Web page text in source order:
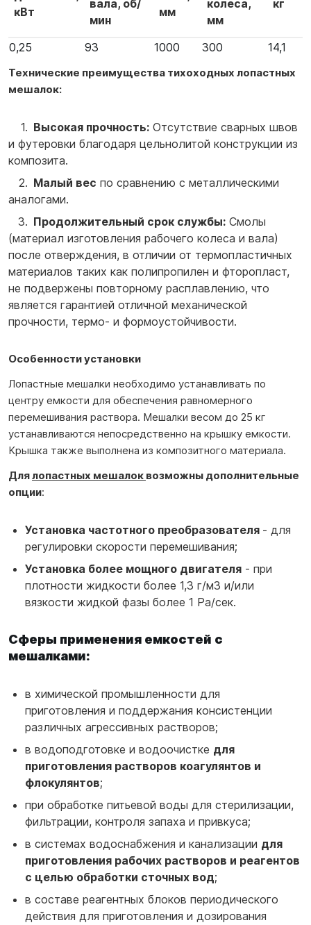
кВт
вала, об/
мин
мм
колеса,
мм
кг
0,25 93 1000 300 14,1
Технические преимущества тихоходных лопастных
мешалок:
Высокая прочность: Отсутствие сварных швов
и футеровки благодаря цельнолитой конструкции из
композита.
Малый вес по сравнению с металлическими
аналогами.
Продолжительный срок службы: Смолы
(материал изготовления рабочего колеса и вала)
после отверждения, в отличии от термопластичных
материалов таких как полипропилен и фторопласт,
не подвержены повторному расплавлению, что
является гарантией отличной механической
прочности, термо- и формоустойчивости.
Особенности установки
Лопастные мешалки необходимо устанавливать по
центру емкости для обеспечения равномерного
перемешивания раствора. Мешалки весом до 25 кг
устанавливаются непосредственно на крышку емкости.
Крышка также выполнена из композитного материала.
Длялопастных мешалок возможны дополнительные
опции:
Установка частотного преобразователя - для
регулировки скорости перемешивания;
Установка более мощного двигателя - при
плотности жидкости более 1,3 г/м3 и/или
вязкости жидкой фазы более 1 Ра/сек.
Сферы применения емкостей с
мешалками:
в химической промышленности для
приготовления и поддержания консистенции
различных агрессивных растворов;
в водоподготовке и водоочистке для
приготовления растворов коагулянтов и
флокулянтов;
при обработке питьевой воды для стерилизации,
фильтрации, контроля запаха и привкуса;
в системах водоснабжения и канализации для
приготовления рабочих растворов и реагентов
с целью обработки сточных вод;
в составе реагентных блоков периодического
действия для приготовления и дозирования